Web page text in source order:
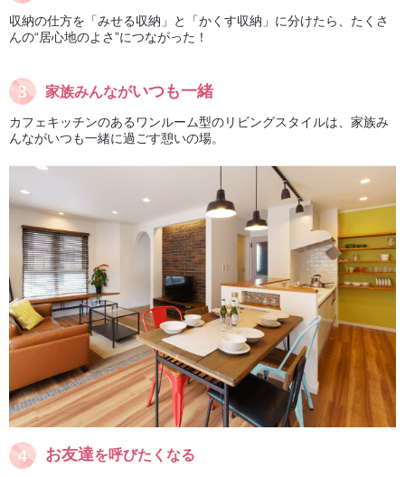
収納の仕方を「みせる収納」と「かくす収納」に分けたら、たくさ
んの“居心地のよさ”につながった！
家族みんながいつも一緒
カフェキッチンのあるワンルーム型のリビングスタイルは、家族み
んながいつも一緒に過ごす憩いの場。
お友達を呼びたくなる